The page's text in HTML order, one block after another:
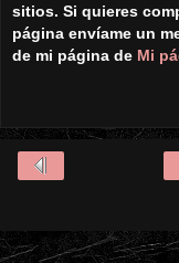
sitios. Si quieres
página envíame un
de mi página de Mi